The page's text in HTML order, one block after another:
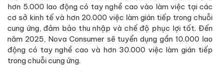
hơn 5.000 lao động có tay nghề cao vào làm việc tại các
cơ sở kinh tế và hơn 20.000 việc làm gián tiếp trong chuỗi
cung ứng, đảm bảo thu nhập và chế độ phục lợi tốt. Đến
năm 2025, Nova Consumer sẽ tuyển dụng gần 10.000 lao
động có tay nghề cao và hơn 30.000 việc làm gián tiếp
trong chuỗi cung ứng.